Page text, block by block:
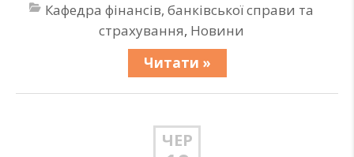
Кафедра фінансів, банківської справи та
страхування, Новини
Читати »
ЧЕР